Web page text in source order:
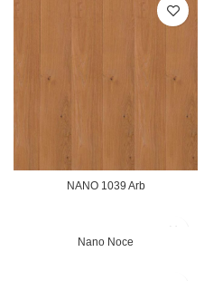
NANO 1039 Arb
Nano Noce